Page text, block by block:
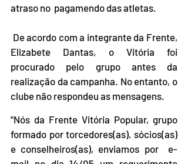
atraso no  pagamendo das atletas.
Elizabete Dantas, o Vitória foi
procurado pelo grupo antes da
realização da campanha. No entanto, o
clube não respondeu as mensagens.
"Nós da Frente Vitória Popular, grupo
formado por torcedores(as), sócios(as)
e conselheiros(as), enviamos por  e-